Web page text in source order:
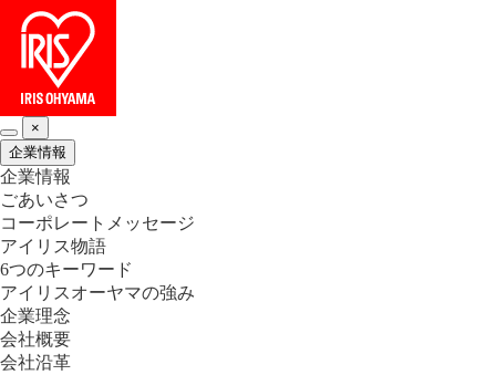
×
企業情報
企業情報
ごあいさつ
コーポレートメッセージ
アイリス物語
6つのキーワード
アイリスオーヤマの強み
企業理念
会社概要
会社沿革